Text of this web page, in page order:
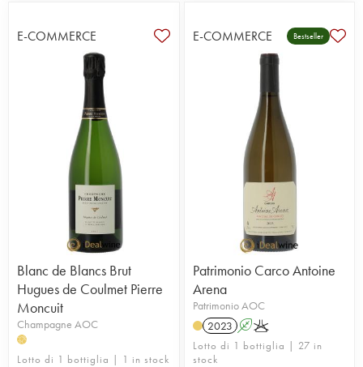
E-COMMERCE
Blanc de Blancs Brut
Hugues de Coulmet Pierre
Moncuit
Champagne AOC
H
Lotto di 1 bottiglia | 1 in stock
E-COMMERCE Bestseller
Patrimonio Carco Antoine
Arena
Patrimonio AOC
2023 AK
Lotto di 1 bottiglia | 27 in
stock